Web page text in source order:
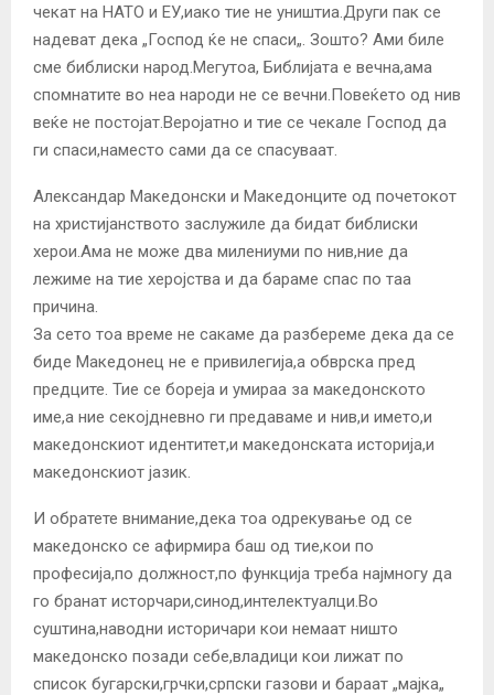
чекат на НАТО и ЕУ,иако тие не уништиа.Други пак се
надеват дека „Господ ќе не спаси„. Зошто? Ами биле
сме библиски народ.Мегутоа, Библијата е вечна,ама
спомнатите во неа народи не се вечни.Повеќето од нив
веќе не постојат.Веројатно и тие се чекале Господ да
ги спаси,наместо сами да се спасуваат.
Александар Македонски и Македонците од почетокот
на христијанството заслужиле да бидат библиски
херои.Ама не може два милениуми по нив,ние да
лежиме на тие херојства и да бараме спас по таа
причина.
За сето тоа време не сакаме да разбереме дека да се
биде Македонец не е привилегија,а обврска пред
предците. Тие се бореjа и умираа за македонското
име,а ние секојдневно ги предаваме и нив,и името,и
македонскиот идентитет,и македонската историја,и
македонскиот јазик.
И обратете внимание,дека тоа одрекување од се
македонско се афирмира баш од тие,кои по
професија,по должност,по функција треба најмногу да
го бранат исторчари,синод,интелектуалци.Во
суштина,наводни историчари кои немаат ништо
македонско позади себе,владици кои лижат по
список бугарски,грчки,српски газови и бараат „мајка„